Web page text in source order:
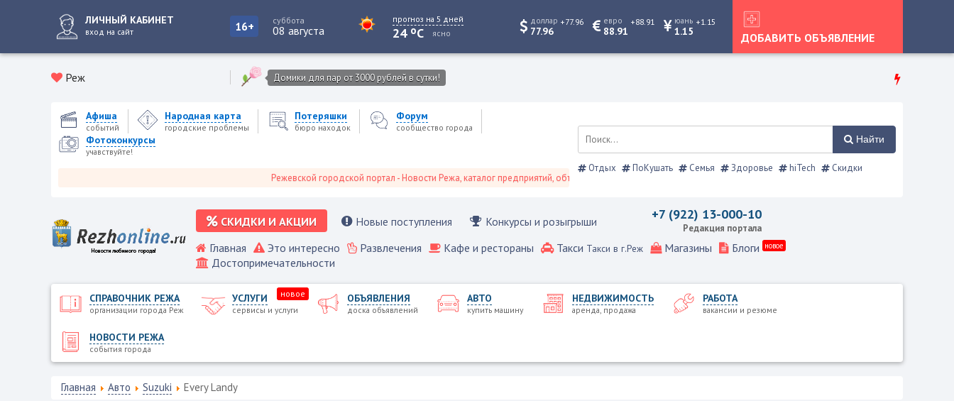
ЛИЧНЫЙ КАБИНЕТ
вход на сайт 16+ суббота
08 августа
прогноз на 5 дней
24 oC ясно
доллар
77.96
+77.96 евро
88.91
+88.91 юань
1.15
+1.15
ДОБАВИТЬ ОБЪЯВЛЕНИЕ
Реж Домики для пар от 3000 рублей в сутки!
Афиша
событий
Народная карта
городские проблемы
Потеряшки
бюро находок
Форум
сообщество города
Фотоконкурсы
учавствуйте!
Режевской городской портал - Новости Режа, каталог предприятий, объявления, Режевской справочник
Найти
Отдых ПоКушать Семья Здоровье hiTech Скидки
СКИДКИ И АКЦИИ Новые поступления Конкурсы и розыгрыши +7 (922) 13-000-10
Редакция портала
Главная Это интересно Развлечения Кафе и рестораны Такси Такси в г.Реж Магазины Блоги новое
Достопримечательности
СПРАВОЧНИК РЕЖА
организации города Реж
УСЛУГИ
сервисы и услуги
новое ОБЪЯВЛЕНИЯ
доска объявлений
АВТО
купить машину
НЕДВИЖИМОСТЬ
аренда, продажа
РАБОТА
вакансии и резюме
НОВОСТИ РЕЖА
события города
Главная Авто Suzuki Every Landy